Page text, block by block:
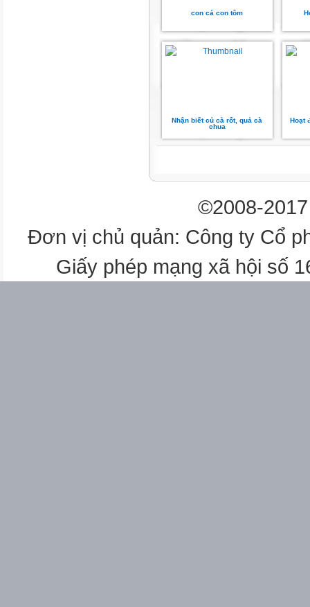
con cá con tôm
Nhận biết củ cà rốt, quả cà
chua
Hoạt
©2008-
Đơn vị chủ quản: Công ty Cổ
Giấy phép mạng xã hội số